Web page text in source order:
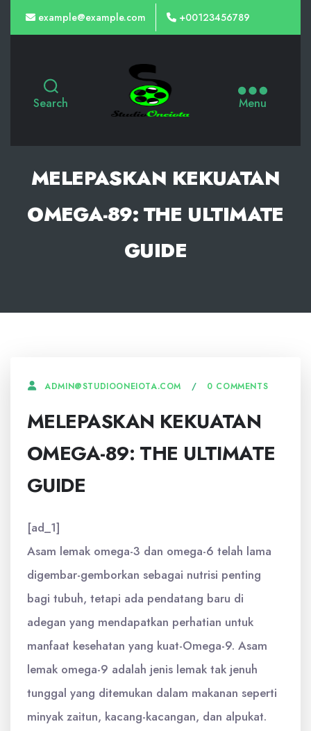
example@example.com +00123456789
Search
Gacor
PG
Soft,
Menu
MELEPASKAN KEKUATAN
OMEGA-89: THE ULTIMATE
GUIDE
ADMIN@STUDIOONEIOTA.COM 0 COMMENTS
MELEPASKAN KEKUATAN
OMEGA-89: THE ULTIMATE
GUIDE
[ad_1]
Asam lemak omega-3 dan omega-6 telah lama
digembar-gemborkan sebagai nutrisi penting
bagi tubuh, tetapi ada pendatang baru di
adegan yang mendapatkan perhatian untuk
manfaat kesehatan yang kuat-Omega-9. Asam
lemak omega-9 adalah jenis lemak tak jenuh
tunggal yang ditemukan dalam makanan seperti
minyak zaitun, kacang-kacangan, dan alpukat.